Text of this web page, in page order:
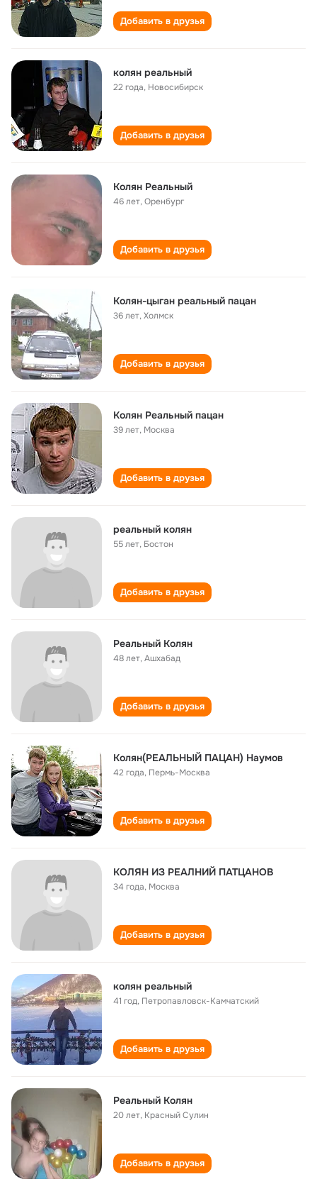
Добавить в друзья
колян реальный
22 года, Новосибирск
Добавить в друзья
Колян Реальный
46 лет,Оренбург
Добавить в друзья
Колян-цыган реальный пацан
36 лет,Холмск
Добавить в друзья
Колян Реальный пацан
39 лет, Москва
Добавить в друзья
реальный колян
55 лет, Бостон
Добавить в друзья
Реальный Колян
48 лет,Ашхабад
Добавить в друзья
Колян(РЕАЛЬНЫЙ ПАЦАН) Наумов
42 года, Пермь-Москва
Добавить в друзья
КОЛЯН ИЗ РЕАЛНИЙ ПАТЦАНОВ
34 года, Москва
Добавить в друзья
колян реальный
41 год, Петропавловск-Камчатский
Добавить в друзья
Реальный Колян
20 лет, Красный Сулин
Добавить в друзья